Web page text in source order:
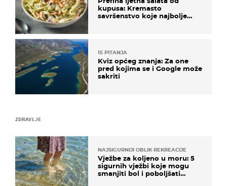
ZDRAVLJE
NAJSIGURNIJI OBLIK REKREACIJE
Vježbe za koljeno u moru: 5
sigurnih vježbi koje mogu
smanjiti bol i poboljšati
kupusa: Kremasto
savršenstvo koje najbolje
15 PITANJA
Kviz općeg znanja: Za one
pred kojima se i Google može
sakriti